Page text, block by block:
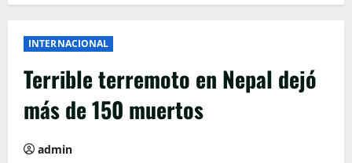
INTERNACIONAL
Terrible terremoto en Nepal dejó
más de 150 muertos
admin